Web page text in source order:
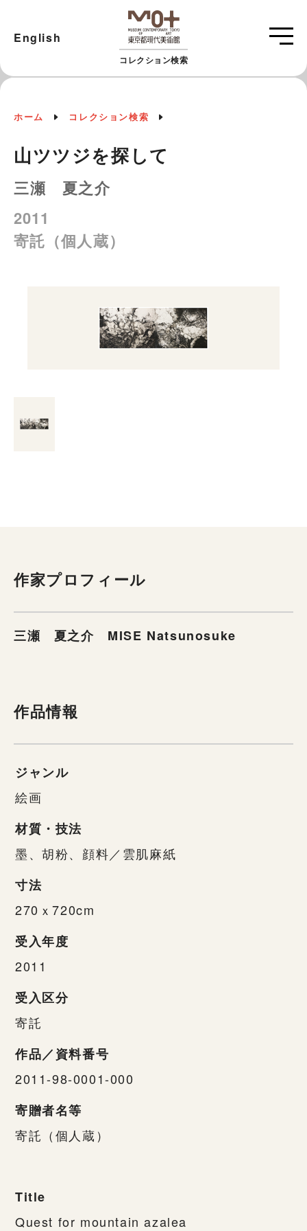
コレクション検索
English
ホーム コレクション検索
山ツツジを探して
三瀬 夏之介
2011
寄託（個人蔵）
作家プロフィール
三瀬 夏之介 MISE Natsunosuke
作品情報
ジャンル
絵画
材質・技法
墨、胡粉、顔料／雲肌麻紙
寸法
270ｘ720cm
受入年度
2011
受入区分
寄託
作品／資料番号
2011-98-0001-000
寄贈者名等
寄託（個人蔵）
Title
Quest for mountain azalea